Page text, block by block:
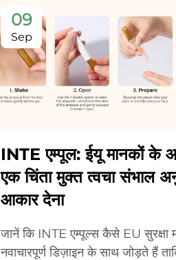
09
Sep
INTE एम्पूल: ईयू मानकों के
एक चिंता मुक्त त्वचा संभाल
आकार देना
जानें कि INTE एम्पूल्स कैसे EU सुरक्षा
नवाचारपूर्ण डिज़ाइन के साथ जोड़ते हैं